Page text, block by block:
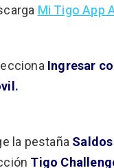
Mi Tigo App
Ingresar
.
la pestaña Saldos
Tigo